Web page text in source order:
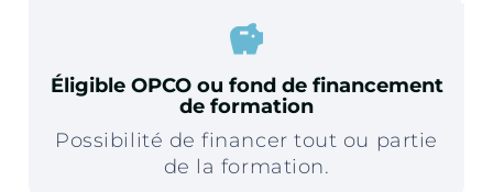
savings
Éligible OPCO ou fond de financement
de formation
Possibilité de financer tout ou partie
de la formation.